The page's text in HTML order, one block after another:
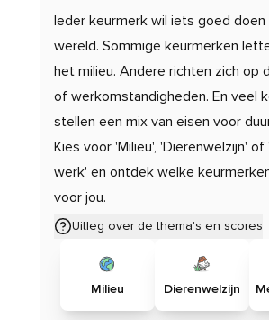
Ieder keurmerk wil iets goed doen
wereld. Sommige keurmerken
het milieu. Andere richten zich op
of werkomstandigheden. En veel
stellen een mix van eisen voor
Kies voor 'Milieu', 'Dierenwelzijn' of
werk' en ontdek welke
voor jou.
Uitleg over de thema's en scores
Milieu Dierenwelzijn